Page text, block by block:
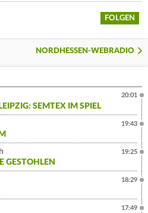
FOLGEN
NORDHESSEN-WEBRADIO
SEMTEX IM SPIEL
20:01
19:43
GESTOHLEN
19:25
18:29
17:49